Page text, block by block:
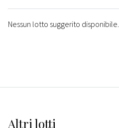
Nessun lotto suggerito disponibile.
Altrilotti